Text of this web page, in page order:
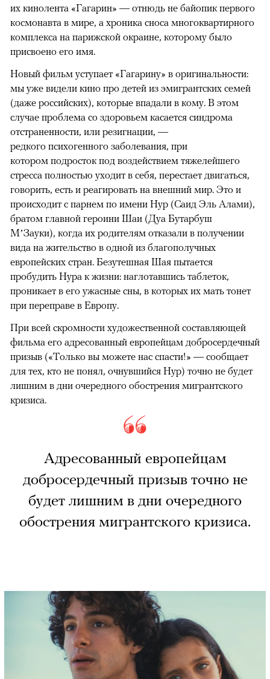
их кинолента «Гагарин» — отнюдь не байопик первого
космонавта в мире, а хроника сноса многоквартирного
комплекса на парижской окраине, которому было
присвоено его имя.
Новый фильм уступает «Гагарину» в оригинальности:
мы уже видели кино про детей из эмигрантских семей
(даже российских), которые впадали в кому. В этом
случае проблема со здоровьем касается синдрома
отстраненности, или резигнации, —
редкого психогенного заболевания, при
котором подросток под воздействием тяжелейшего
стресса полностью уходит в себя, перестает двигаться,
говорить, есть и реагировать на внешний мир. Это и
происходит с парнем по имени Нур (Саид Эль Алами),
братом главной героини Шаи (Дуа Бутарбуш
М’Зауки), когда их родителям отказали в получении
вида на жительство в одной из благополучных
европейских стран. Безутешная Шая пытается
пробудить Нура к жизни: наглотавшись таблеток,
проникает в его ужасные сны, в которых их мать тонет
при переправе в Европу.
При всей скромности художественной составляющей
фильма его адресованный европейцам добросердечный
призыв («Только вы можете нас спасти!» — сообщает
для тех, кто не понял, очнувшийся Нур) точно не будет
лишним в дни очередного обострения мигрантского
кризиса.
Адресованный европейцам
добросердечный призыв точно не
будет лишним в дни очередного
обострения мигрантского кризиса.